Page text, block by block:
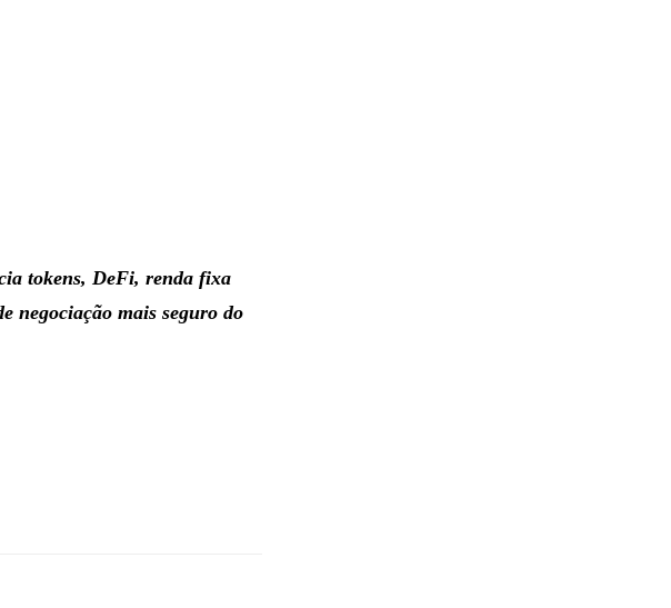
tokens, DeFi, renda fixa
negociação mais seguro do